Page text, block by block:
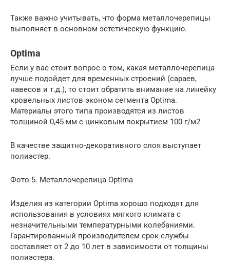
Также важно учитывать, что форма металлочерепицы
выполняет в основном эстетическую функцию.
Optima
Если у вас стоит вопрос о том, какая металлочерепица
лучше подойдет для временных строений (сараев,
навесов и т.д.), то стоит обратить внимание на линейку
кровельных листов эконом сегмента Optima.
Материалы этого типа производятся из листов
толщиной 0,45 мм с цинковым покрытием 100 г/м2
В качестве защитно-декоративного слоя выступает
полиэстер.
Фото 5. Металлочерепица Optima
Изделия из категории Optima хорошо подходят для
использования в условиях мягкого климата с
незначительными температурными колебаниями.
Гарантированный производителем срок службы
составляет от 2 до 10 лет в зависимости от толщины
полиэстера.